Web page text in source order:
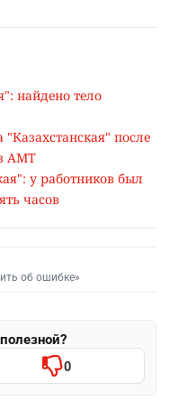
найдено тело
после
АМТ
у работников был
часов
об ошибке»
0